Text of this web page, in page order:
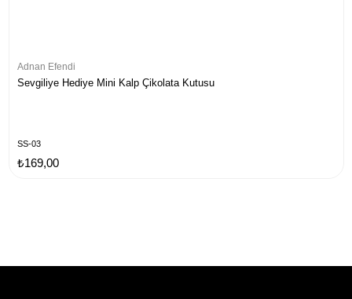
Adnan Efendi
Sevgiliye Hediye Mini Kalp Çikolata Kutusu
SS-03
₺169,00